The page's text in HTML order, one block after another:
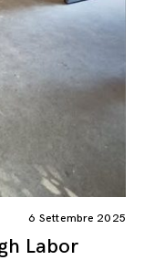
6 Settembre 2025
Labor